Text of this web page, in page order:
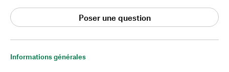
Informations générales
Poser une question